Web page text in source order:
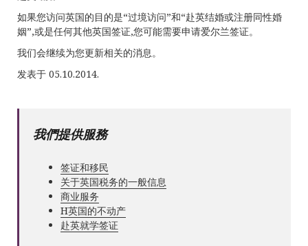
如果您访问英国的目的是“过境访问”和“赴英结婚或注册同性婚
姻”,或是任何其他英国签证,您可能需要申请爱尔兰签证。
我们会继续为您更新相关的消息。
发表于 05.10.2014.
我們提供服務
签证和移民
关于英国税务的一般信息
商业服务
Н英国的不动产
赴英就学签证